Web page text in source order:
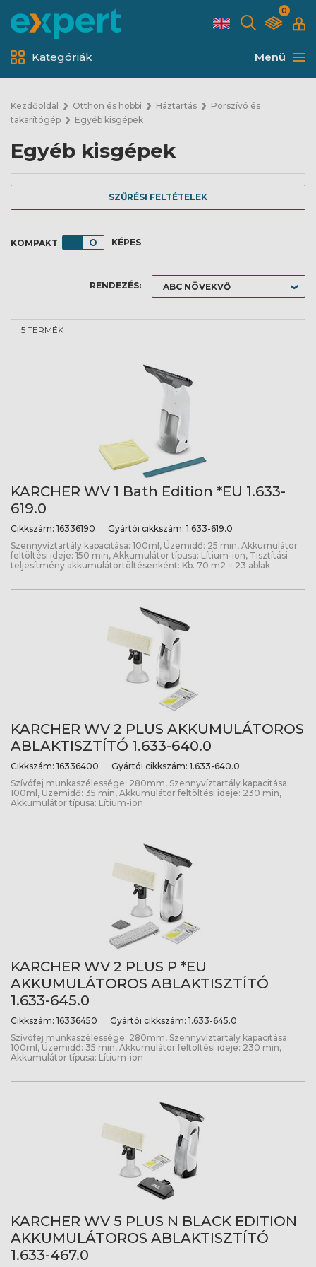
0
Menü
Kategóriák
Kezdőoldal Otthon és hobbi Háztartás
Porszívó és
takarítógép
Egyéb kisgépek
Egyéb kisgépek
SZŰRÉSI FELTÉTELEK
KÉPES
RENDEZÉS:
5 TERMÉK
KARCHER WV 1 Bath Edition *EU 1.633-
619.0
Cikkszám: 16336190 Gyártói cikkszám: 1.633-619.0
Szennyvíztartály kapacitása: 100ml, Üzemidő: 25 min, Akkumulátor
feltöltési ideje: 150 min, Akkumulátor típusa: Lítium-ion, Tisztítási
teljesítmény akkumulátortöltésenként: Kb. 70 m2 = 23 ablak
KARCHER WV 2 PLUS AKKUMULÁTOROS
ABLAKTISZTÍTÓ 1.633-640.0
Cikkszám: 16336400 Gyártói cikkszám: 1.633-640.0
Szívófej munkaszélessége: 280mm, Szennyvíztartály kapacitása:
100ml, Üzemidő: 35 min, Akkumulátor feltöltési ideje: 230 min,
Akkumulátor típusa: Lítium-ion
KARCHER WV 2 PLUS P *EU
AKKUMULÁTOROS ABLAKTISZTÍTÓ
1.633-645.0
Cikkszám: 16336450 Gyártói cikkszám: 1.633-645.0
Szívófej munkaszélessége: 280mm, Szennyvíztartály kapacitása:
100ml, Üzemidő: 35 min, Akkumulátor feltöltési ideje: 230 min,
Akkumulátor típusa: Lítium-ion
KARCHER WV 5 PLUS N BLACK EDITION
AKKUMULÁTOROS ABLAKTISZTÍTÓ
1.633-467.0